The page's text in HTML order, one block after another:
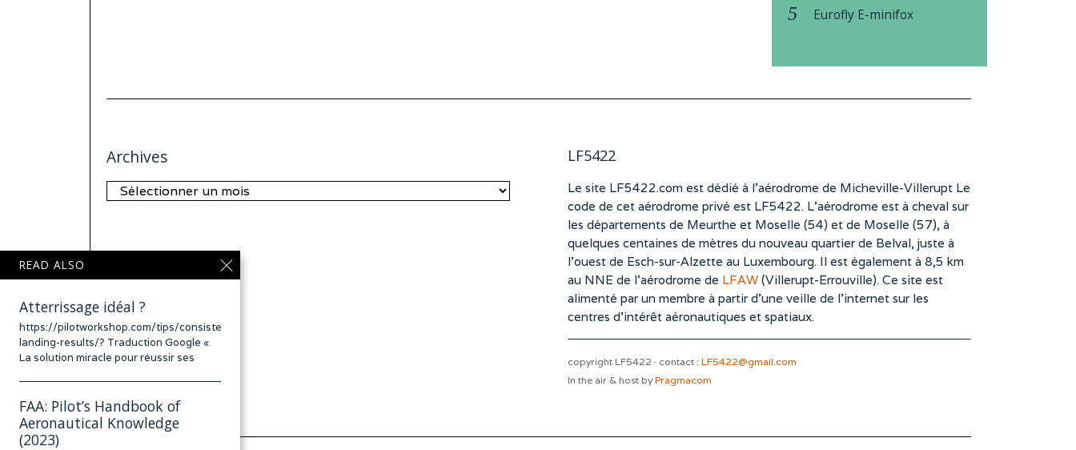
Eurofly E-minifox
Archives
Archives
LF5422
Le site LF5422.com est dédié à l’aérodrome de Micheville-Villerupt Le
code de cet aérodrome privé est LF5422. L’aérodrome est à cheval sur
les départements de Meurthe et Moselle (54) et de Moselle (57), à
quelques centaines de mètres du nouveau quartier de Belval, juste à
l’ouest de Esch-sur-Alzette au Luxembourg. Il est également à 8,5 km
au NNE de l’aérodrome de LFAW(Villerupt-Errouville). Ce site est
alimenté par un membre à partir d’une veille de l’internet sur les
centres d’intérêt aéronautiques et spatiaux.
copyright LF5422 · contact : LF5422@gmail.com
In the air & host byPragmacom
READ ALSO
Atterrissage idéal ?
https://pilotworkshop.com/tips/consistent-
landing-results/? Traduction Google «
La solution miracle pour réussir ses
FAA: Pilot’s Handbook of
Aeronautical Knowledge
(2023)